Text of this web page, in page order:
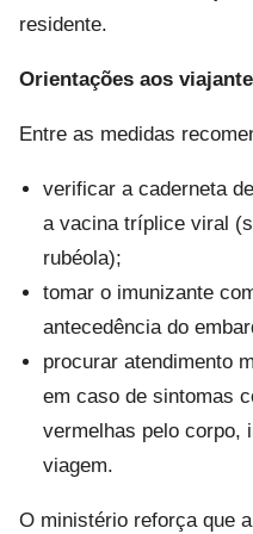
residente.
Orientações aos
Entre as medidas
verificar a caderneta
a vacina tríplice viral
rubéola);
tomar o imunizante
antecedência do
procurar atendimento
em caso de sintomas
vermelhas pelo corpo,
viagem.
O ministério reforça que